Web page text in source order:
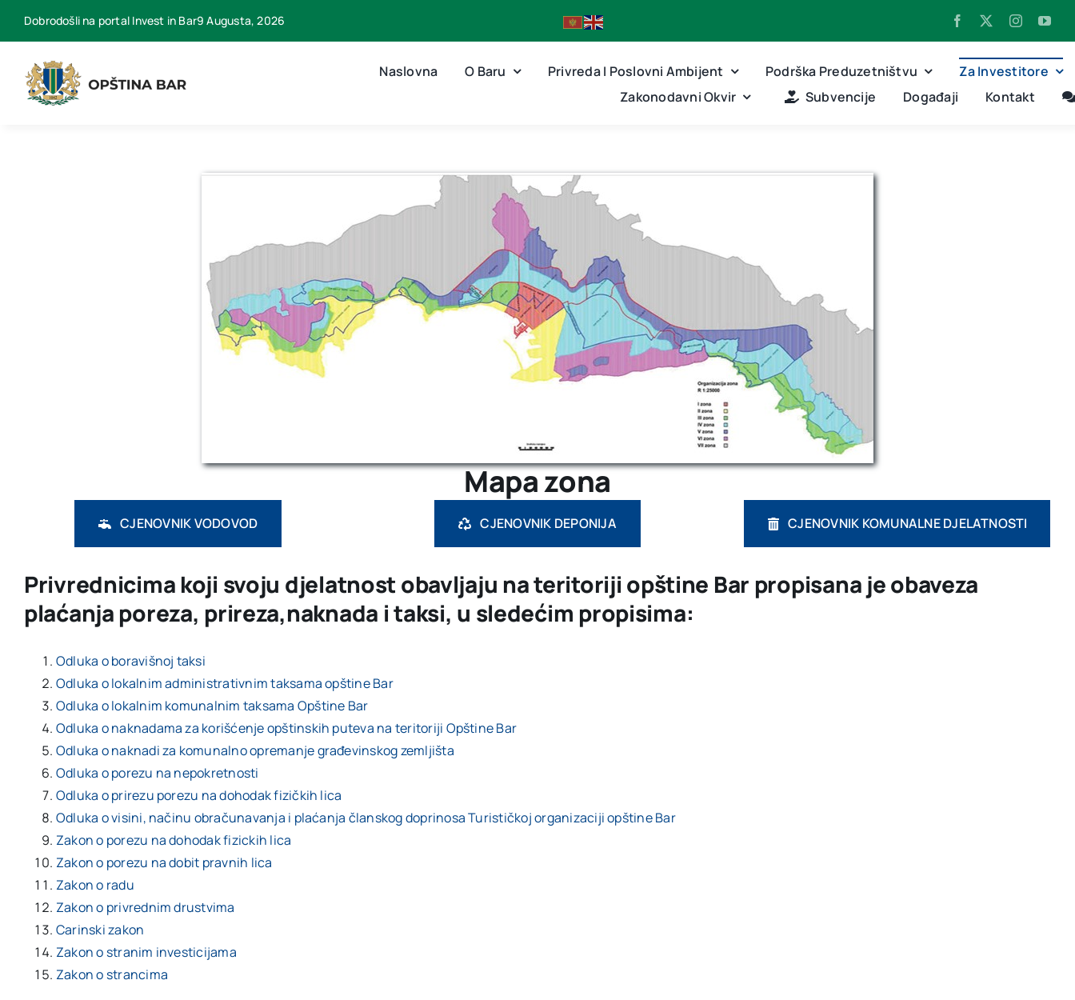
Dobrodošli na portal Invest in Bar9 Augusta, 2026
Naslovna O Baru Privreda I Poslovni Ambijent Podrška Preduzetništvu
Za Investitore
Zakonodavni Okvir
Subvencije Događaji Kontakt
Mapa zona
CJENOVNIK VODOVOD CJENOVNIK DEPONIJA CJENOVNIK KOMUNALNE DJELATNOSTI
Privrednicima koji svoju djelatnost obavljaju na teritoriji opštine Bar propisana je obaveza
plaćanja poreza, prireza,naknada i taksi, u sledećim propisima:
Odluka o boravišnoj taksi
Odluka o lokalnim administrativnim taksama opštine Bar
Odluka o lokalnim komunalnim taksama Opštine Bar
Odluka o naknadama za korišćenje opštinskih puteva na teritoriji Opštine Bar
Odluka o naknadi za komunalno opremanje građevinskog zemljišta
Odluka o porezu na nepokretnosti
Odluka o prirezu porezu na dohodak fizičkih lica
Odluka o visini, načinu obračunavanja i plaćanja članskog doprinosa Turističkoj organizaciji opštine Bar
Zakon o porezu na dohodak fizickih lica
Zakon o porezu na dobit pravnih lica
Zakon o radu
Zakon o privrednim drustvima
Carinski zakon
Zakon o stranim investicijama
Zakon o strancima